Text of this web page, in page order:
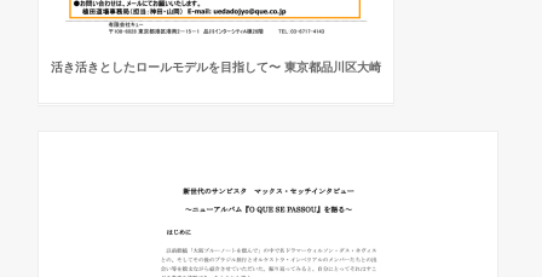
活き活きとしたロールモデルを目指して〜 東京都品川区大崎